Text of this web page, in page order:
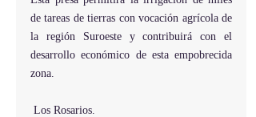
de tareas de tierras con vocación agrícola de
la región Suroeste y contribuirá con el
desarrollo económico de esta empobrecida
zona.
Los Rosarios.